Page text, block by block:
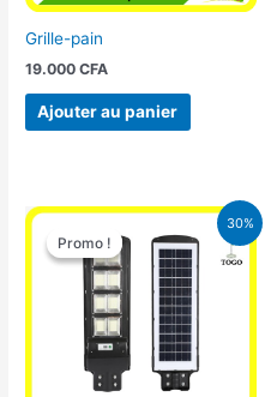
Grille-pain
19.000CFA
Ajouter au panier
30%
Promo !
Promo !
Le
prix
initial
était :
50.000 CFA.
Le
prix
actuel
est :
35.000 CFA.